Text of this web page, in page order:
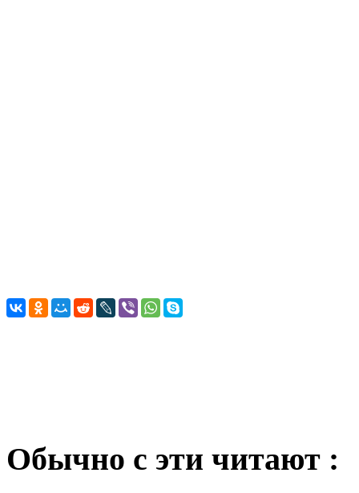
Обычно с эти читают :